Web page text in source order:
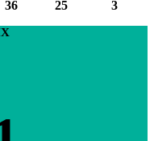
36 25 3